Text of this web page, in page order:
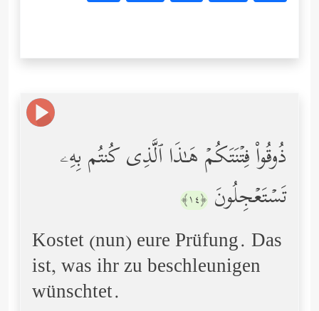
ذُوقُواْ فِتۡنَتَكُمۡ هَـٰذَا ٱلَّذِی كُنتُم بِهِۦ
تَسۡتَعۡجِلُونَ ﴿١٤﴾
Kostet (nun) eure Prüfung. Das
ist, was ihr zu beschleunigen
wünschtet.